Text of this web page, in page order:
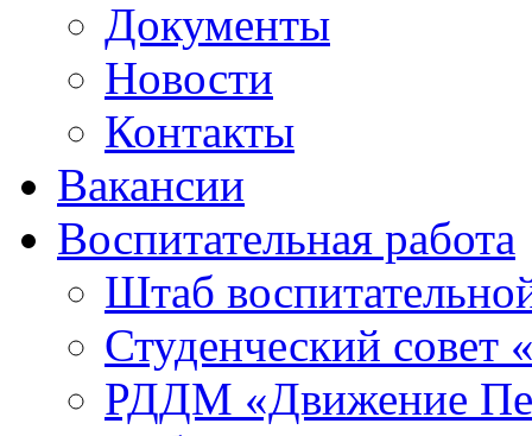
Документы
Новости
Контакты
Вакансии
Воспитательная работа
Штаб
Студенческий совет
РДДМ «Движение